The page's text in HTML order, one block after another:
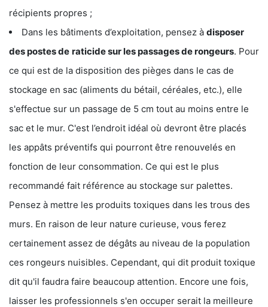
récipients propres ;
Dans les bâtiments d’exploitation, pensez à disposer
des postes de raticide sur les passages de rongeurs. Pour
ce qui est de la disposition des pièges dans le cas de
stockage en sac (aliments du bétail, céréales, etc.), elle
s'effectue sur un passage de 5 cm tout au moins entre le
sac et le mur. C'est l’endroit idéal où devront être placés
les appâts préventifs qui pourront être renouvelés en
fonction de leur consommation. Ce qui est le plus
recommandé fait référence au stockage sur palettes.
Pensez à mettre les produits toxiques dans les trous des
murs. En raison de leur nature curieuse, vous ferez
certainement assez de dégâts au niveau de la population
ces rongeurs nuisibles. Cependant, qui dit produit toxique
dit qu'il faudra faire beaucoup attention. Encore une fois,
laisser les professionnels s'en occuper serait la meilleure